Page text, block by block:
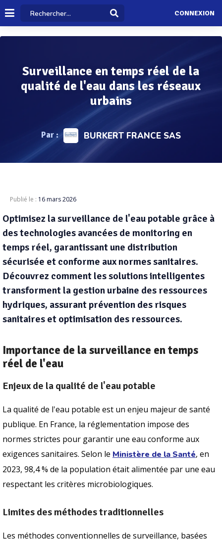
CONNEXION
Surveillance en temps réel de la
qualité de l'eau dans les réseaux
urbains
Par : BURKERT FRANCE SAS
Publié le : 16 mars 2026
Optimisez la surveillance de l'eau potable grâce à
des technologies avancées de monitoring en
temps réel, garantissant une distribution
sécurisée et conforme aux normes sanitaires.
Découvrez comment les solutions intelligentes
transforment la gestion urbaine des ressources
hydriques, assurant prévention des risques
sanitaires et optimisation des ressources.
Importance de la surveillance en temps
réel de l'eau
Enjeux de la qualité de l'eau potable
La qualité de l'eau potable est un enjeu majeur de santé
publique. En France, la réglementation impose des
normes strictes pour garantir une eau conforme aux
exigences sanitaires. Selon le Ministère de la Santé, en
2023, 98,4 % de la population était alimentée par une eau
respectant les critères microbiologiques.
Limites des méthodes traditionnelles
Les méthodes conventionnelles de surveillance, basées